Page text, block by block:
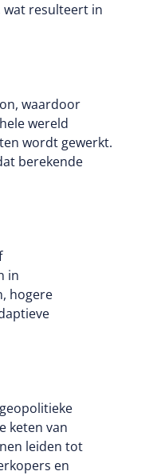
resulteert in
waardoor
wereld
wordt gewerkt.
berekende
in
hogere
keten van
leiden tot
en